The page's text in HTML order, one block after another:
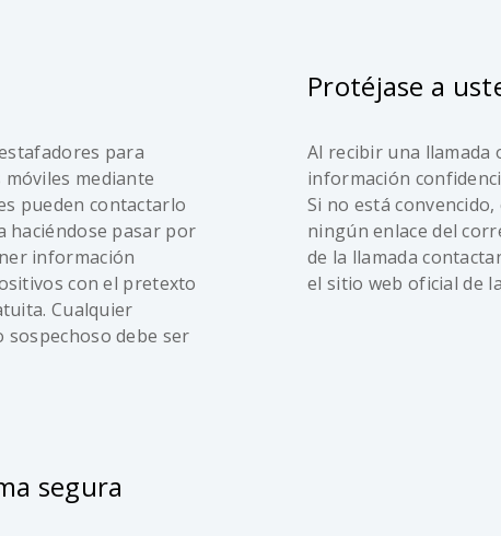
para
mediante
pueden contactarlo
haciéndose pasar por
información
con el pretexto
Cualquier
debe ser
Protéjase a
Al recibir una llamada
información
Si no está
ningún enlace del
de la llamada
el sitio web oficial de
segura